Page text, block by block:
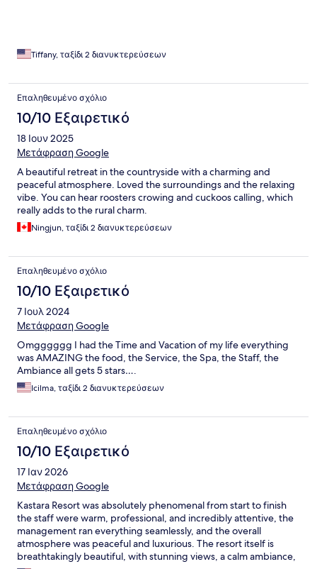
Tiffany, ταξίδι 2 διανυκτερεύσεων
Επαληθευμένο σχόλιο
10/10 Εξαιρετικό
18 Ιουν 2025
Μετάφραση Google
A beautiful retreat in the countryside with a charming and
peaceful atmosphere. Loved the surroundings and the relaxing
vibe. You can hear roosters crowing and cuckoos calling, which
really adds to the rural charm.
Ningjun, ταξίδι 2 διανυκτερεύσεων
Επαληθευμένο σχόλιο
10/10 Εξαιρετικό
7 Ιουλ 2024
Μετάφραση Google
Omgggggg I had the Time and Vacation of my life everything
was AMAZING the food, the Service, the Spa, the Staff, the
Ambiance all gets 5 stars….
Icilma, ταξίδι 2 διανυκτερεύσεων
Επαληθευμένο σχόλιο
10/10 Εξαιρετικό
17 Ιαν 2026
Μετάφραση Google
Kastara Resort was absolutely phenomenal from start to finish
the staff were warm, professional, and incredibly attentive, the
management ran everything seamlessly, and the overall
atmosphere was peaceful and luxurious. The resort itself is
breathtakingly beautiful, with stunning views, a calm ambiance,